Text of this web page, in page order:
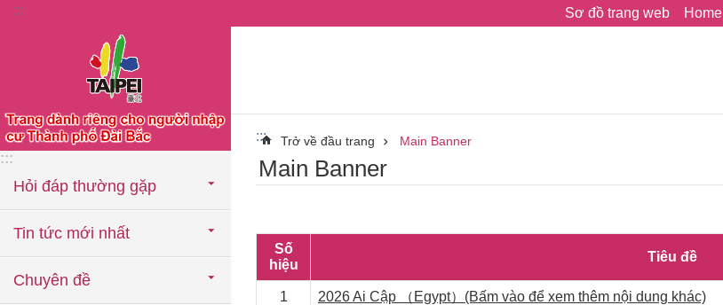
Chuyển đến khối nội dung chính
::: Sơ đồ trang web Home
:::
Hỏi đáp thường gặp
Tin tức mới nhất
Chuyên đề
::: Trở về đầu trang Main Banner
Main Banner
Số
hiệu
Tiêu đề
1 2026 Ai Cập （Egypt）(Bấm vào để xem thêm nội dung khác)